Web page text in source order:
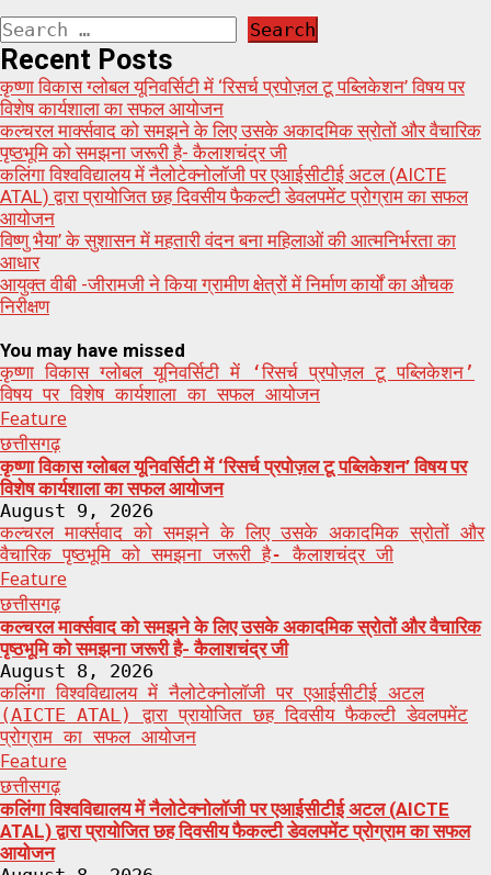
Search
for:
Recent Posts
कृष्णा विकास ग्लोबल यूनिवर्सिटी में ‘रिसर्च प्रपोज़ल टू पब्लिकेशन’ विषय पर
विशेष कार्यशाला का सफल आयोजन
कल्चरल मार्क्सवाद को समझने के लिए उसके अकादमिक स्रोतों और वैचारिक
पृष्ठभूमि को समझना जरूरी है- कैलाशचंद्र जी
कलिंगा विश्वविद्यालय में नैलोटेक्नोलॉजी पर एआईसीटीई अटल (AICTE
ATAL) द्वारा प्रायोजित छह दिवसीय फैकल्टी डेवलपमेंट प्रोग्राम का सफल
आयोजन
विष्णु भैया’ के सुशासन में महतारी वंदन बना महिलाओं की आत्मनिर्भरता का
आधार
आयुक्त वीबी -जीरामजी ने किया ग्रामीण क्षेत्रों में निर्माण कार्यों का औचक
निरीक्षण
You may have missed
कृष्णा विकास ग्लोबल यूनिवर्सिटी में ‘रिसर्च प्रपोज़ल टू पब्लिकेशन’
विषय पर विशेष कार्यशाला का सफल आयोजन
Feature
छत्तीसगढ़
कृष्णा विकास ग्लोबल यूनिवर्सिटी में ‘रिसर्च प्रपोज़ल टू पब्लिकेशन’ विषय पर
विशेष कार्यशाला का सफल आयोजन
August 9, 2026
कल्चरल मार्क्सवाद को समझने के लिए उसके अकादमिक स्रोतों और
वैचारिक पृष्ठभूमि को समझना जरूरी है- कैलाशचंद्र जी
Feature
छत्तीसगढ़
कल्चरल मार्क्सवाद को समझने के लिए उसके अकादमिक स्रोतों और वैचारिक
पृष्ठभूमि को समझना जरूरी है- कैलाशचंद्र जी
August 8, 2026
कलिंगा विश्वविद्यालय में नैलोटेक्नोलॉजी पर एआईसीटीई अटल
(AICTE ATAL) द्वारा प्रायोजित छह दिवसीय फैकल्टी डेवलपमेंट
प्रोग्राम का सफल आयोजन
Feature
छत्तीसगढ़
कलिंगा विश्वविद्यालय में नैलोटेक्नोलॉजी पर एआईसीटीई अटल (AICTE
ATAL) द्वारा प्रायोजित छह दिवसीय फैकल्टी डेवलपमेंट प्रोग्राम का सफल
आयोजन